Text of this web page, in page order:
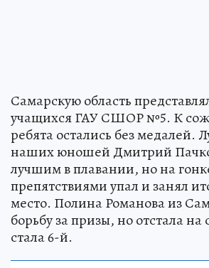
Самарскую область
учащихся ГАУ СШОР №5. К
ребята остались без медалей.
наших юношей Дмитрий
лучшим в плавании, но на
препятствиями упал и занял
место. Полина Романова из
борьбу за призы, но отстала на
стала 6-й.